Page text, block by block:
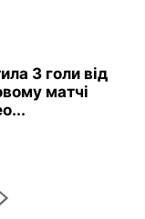
3 голи від
матчі